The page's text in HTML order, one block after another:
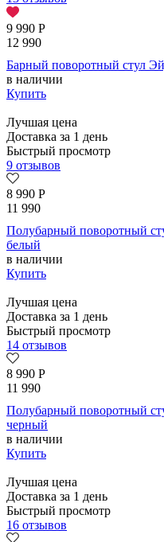
9 990 Р
12 990
Барный поворотный стул
в наличии
Купить
Лучшая цена
Доставка за 1 день
Быстрый просмотр
9 отзывов
8 990 Р
11 990
Полубарный поворотный
белый
в наличии
Купить
Лучшая цена
Доставка за 1 день
Быстрый просмотр
14 отзывов
8 990 Р
11 990
Полубарный поворотный
черный
в наличии
Купить
Лучшая цена
Доставка за 1 день
Быстрый просмотр
16 отзывов